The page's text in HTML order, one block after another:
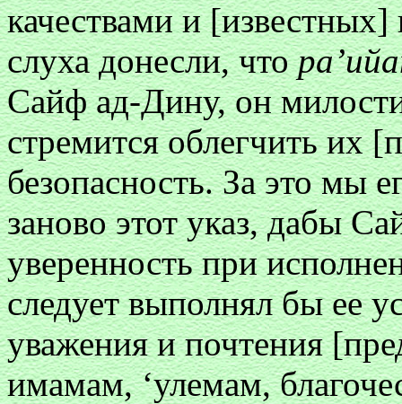
качествами и
слуха донесли, что
Сайф ад-Дину, он
стремится облегчить их
безопасность. За это мы
заново этот указ, дабы
уверенность при
следует выполнял бы ее
уважения и почтения
имамам, ‘улемам,